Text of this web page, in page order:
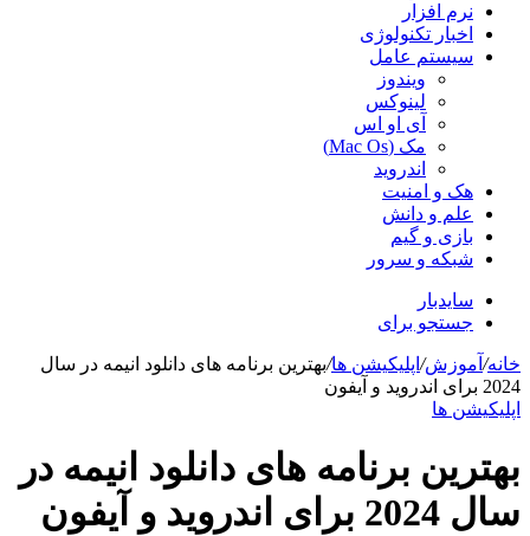
نرم افزار
اخبار تکنولوژی
سیستم عامل
ویندوز
لینوکس
آی او اس
مک (Mac Os)
اندروید
هک و امنیت
علم و دانش
بازی و گیم
شبکه و سرور
سایدبار
جستجو برای
خانه/ آموزش/ اپلیکیشن ها/بهترین برنامه های دانلود انیمه در سال
2024 برای اندروید و آیفون
اپلیکیشن ها
بهترین برنامه های دانلود انیمه در
سال 2024 برای اندروید و آیفون